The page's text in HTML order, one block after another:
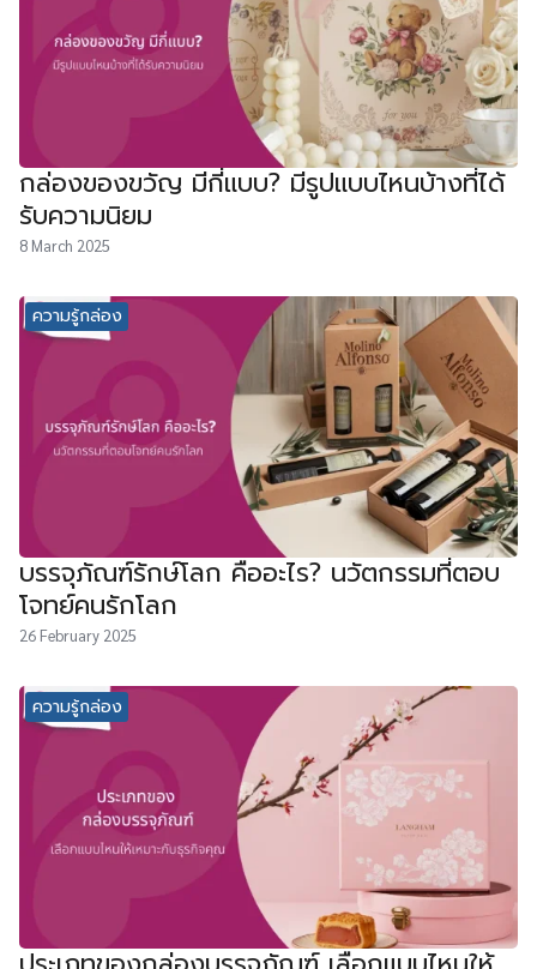
กล่องของขวัญ มีกี่แบบ? มีรูปแบบไหนบ้างที่ได้
รับความนิยม
8 March 2025
ความรู้กล่อง
บรรจุภัณฑ์รักษ์โลก คืออะไร? นวัตกรรมที่ตอบ
โจทย์คนรักโลก
26 February 2025
ความรู้กล่อง